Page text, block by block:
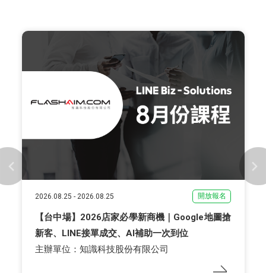
2026.08.25 - 2026.08.25 開放報名
【台中場】2026店家必學新商機｜Google地圖搶
新客、LINE接單成交、AI補助一次到位
主辦單位：知識科技股份有限公司